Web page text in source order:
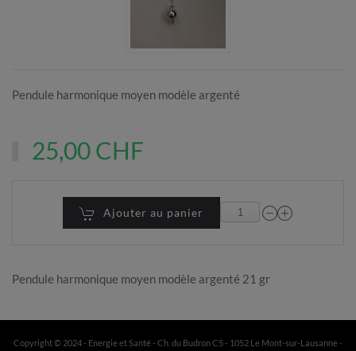
Pendule harmonique moyen modèle argenté
25,00 CHF
Ajouter au panier
Pendule harmonique moyen modèle argenté 21 gr
Copyright © 2024 - Energie et Santé - Ch. du Budron C5 - 1052 Le Mont-sur-Lausanne -